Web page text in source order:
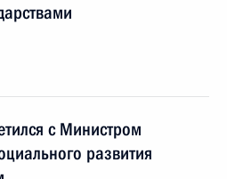
с Министром
развития